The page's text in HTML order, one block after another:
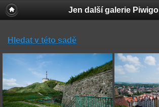
Jen další galerie Piwigo
Hledat v této sadě